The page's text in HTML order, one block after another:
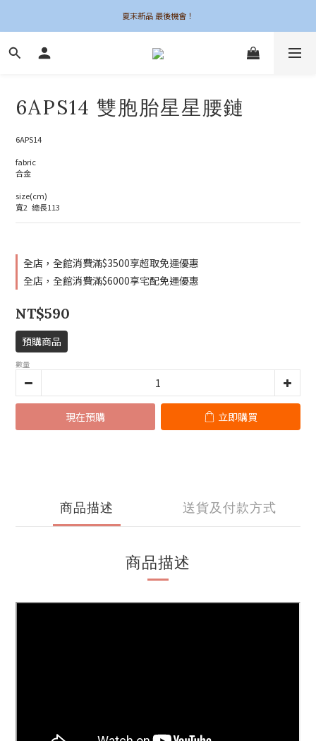
夏末新品 最後機會！
夏末新品 最後機會！
6UNE MADE 全系列自訂
夏末新品 最後機會！
6APS14 雙胞胎星星腰鏈
6APS14
fabric
合金
size(cm)
寬2  總長113
全店，全館消費滿$3500享超取免運優惠
全店，全館消費滿$6000享宅配免運優惠
NT$590
預購商品
數量
現在預購 立即購買
商品描述 送貨及付款方式
商品描述